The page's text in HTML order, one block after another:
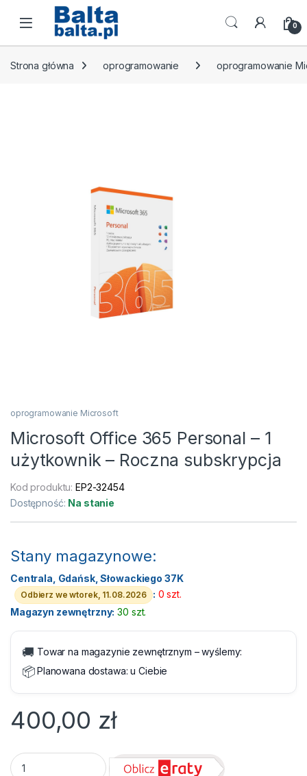
Skip to navigation
Skip to content
Open 0
Strona główna oprogramowanie oprogramowanie
oprogramowanie Microsoft
Microsoft Office 365 Personal – 1
użytkownik – Roczna subskrypcja
Kod produktu:EP2-32454
Dostępność: Na stanie
Stany magazynowe:
Centrala, Gdańsk, Słowackiego 37K
Odbierz we wtorek, 11.08.2026 : 0 szt.
Magazyn zewnętrzny: 30 szt.
🚚 Towar na magazynie zewnętrznym – wyślemy:
📦Planowana dostawa:u Ciebie
400,00 zł
Microsoft Office 365 Personal - 1 użytkownik - Roczna